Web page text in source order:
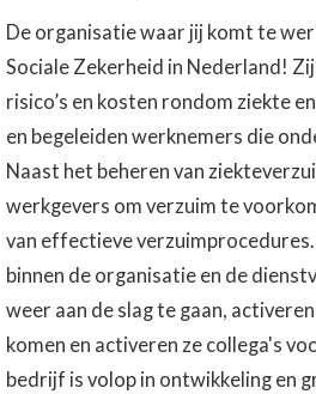
De organisatie waar jij komt te
Sociale Zekerheid in Nederland!
risico’s en kosten rondom ziekte
en begeleiden werknemers die
Naast het beheren van
werkgevers om verzuim te
van effectieve
binnen de organisatie en de
weer aan de slag te gaan,
komen en activeren ze collega's
bedrijf is volop in ontwikkeling en